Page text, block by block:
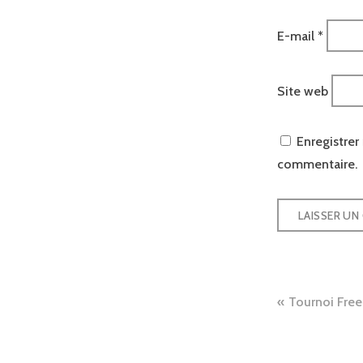
E-mail *
Site web
commentaire.
Tournoi